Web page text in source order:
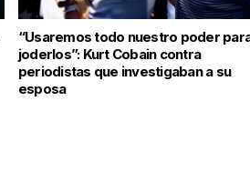
“Usaremos todo nuestro poder
joderlos”: Kurt Cobain contra
periodistas que investigaban a su
esposa